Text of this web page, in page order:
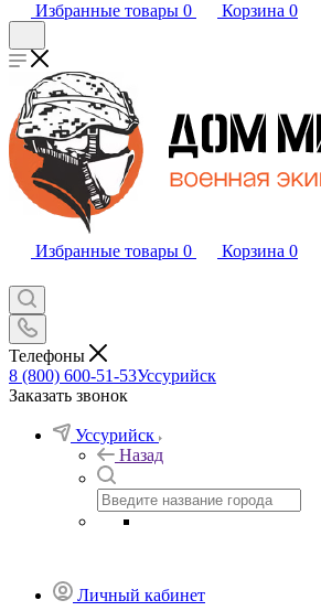
Избранные товары 0 Корзина 0
Избранные товары 0 Корзина 0
Телефоны
8 (800) 600-51-53Уссурийск
Заказать звонок
Уссурийск
Назад
Личный кабинет